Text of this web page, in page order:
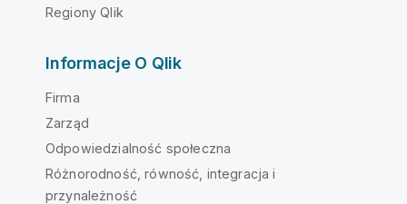
Regiony Qlik
Informacje O Qlik
Firma
Zarząd
Odpowiedzialność społeczna
Różnorodność, równość, integracja i
przynależność